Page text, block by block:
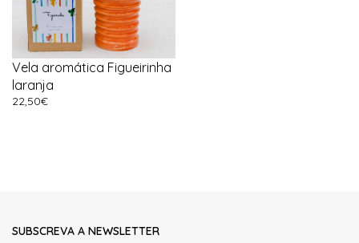
Vela aromática Figueirinha
laranja
22,50€
SUBSCREVA A NEWSLETTER